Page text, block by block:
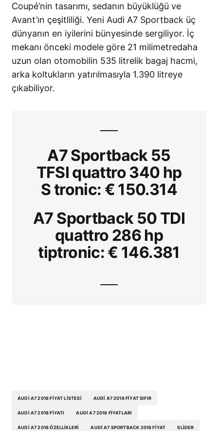
Coupé’nin tasarımı, sedanın büyüklüğü ve
Avant’ın çeşitliliği. Yeni Audi A7 Sportback üç
dünyanın en iyilerini bünyesinde sergiliyor. İç
mekanı önceki modele göre 21 milimetredaha
uzun olan otomobilin 535 litrelik bagaj hacmi,
arka koltukların yatırılmasıyla 1.390 litreye
çıkabiliyor.
A7 Sportback 55
TFSI quattro 340 hp
S tronic: € 150.314
A7 Sportback 50 TDI
quattro 286 hp
tiptronic: € 146.381
AUDI A7 2018 FIYAT LISTESI AUDI A7 2018 FIYAT SIFIR
AUDI A7 2018 FIYATI AUDI A7 2018 FIYATLARI
AUDI A7 2018 ÖZELLIKLERI AUDI A7 SPORTBACK 2018 FIYAT SLIDER